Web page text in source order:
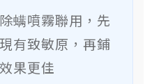
螨噴霧聯用，先
有致敏原，再鋪
果更佳